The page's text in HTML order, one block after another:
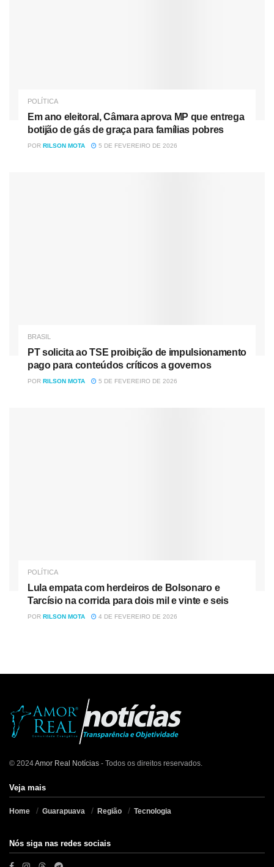
POLÍTICA
Em ano eleitoral, Câmara aprova MP que entrega
botijão de gás de graça para famílias pobres
POR RILSON MOTA 5 DE FEVEREIRO DE 2026
BRASIL
PT solicita ao TSE proibição de impulsionamento
pago para conteúdos críticos a governos
POR RILSON MOTA 5 DE FEVEREIRO DE 2026
POLÍTICA
Lula empata com herdeiros de Bolsonaro e
Tarcísio na corrida para dois mil e vinte e seis
POR RILSON MOTA 4 DE FEVEREIRO DE 2026
© 2024Amor Real Notícias - Todos os direitos reservados.
Veja mais
Home Guarapuava Região Tecnologia
Nós siga nas redes sociais